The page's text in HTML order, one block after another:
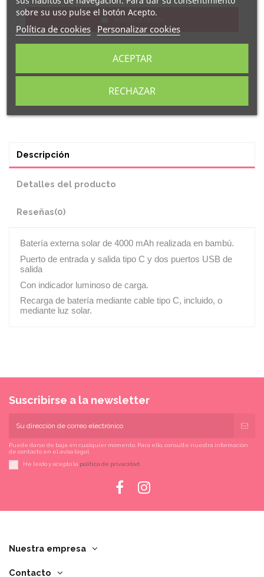
Añadir al carrito
Descripción
Detalles del producto
Reseñas(0)
Batería externa solar de 4000 mAh realizada en bambú.
Puerto de entrada y salida tipo C y dos puertos USB de
salida
Con indicador luminoso de carga.
Recarga de batería mediante cable tipo C, incluido, o
mediante luz solar.
Suscribirse a la newsletter
Puede darse de baja en cualquier momento. Para ello, consulte nuestra información
de contacto en el aviso legal.
He leído y acepto la política de privacidad
Nuestra empresa
Contacto
sobre su uso pulse el botón Acepto.
Política de cookies Personalizar cookies
RECHAZAR
ACEPTAR